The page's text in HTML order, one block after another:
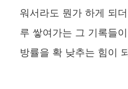
워서라도 뭔가 하게 되
루 쌓여가는 그 기록들
방률을 확 낮추는 힘이